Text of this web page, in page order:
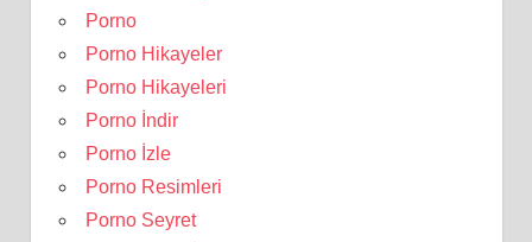
Porno
Porno Hikayeler
Porno Hikayeleri
Porno İndir
Porno İzle
Porno Resimleri
Porno Seyret